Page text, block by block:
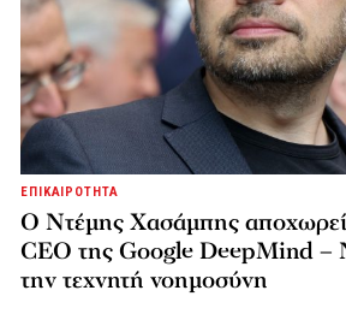
ΕΠΙΚΑΙΡΟΤΗΤΑ
Ο Ντέμης Χασάμπης
CEO της Google DeepMind –
την τεχνητή νοημοσύνη